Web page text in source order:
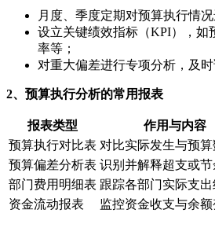
月度、季度定期对预算执行情
设立关键绩效指标（KPI），如
率等；
对重大偏差进行专项分析，及时
2、预算执行分析的常用报表
报表类型
作用与内容
预算执行对比表 对比实际发生与预算
预算偏差分析表 识别并解释超支或节
部门费用明细表 跟踪各部门实际支出
资金流动报表
监控资金收支与余